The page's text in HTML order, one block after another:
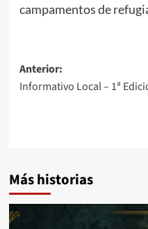
campamentos de
Anterior:
Informativo Local – 1ª
Más historias